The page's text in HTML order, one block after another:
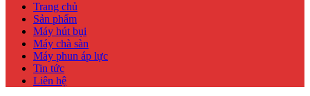
Trang chủ
Sản phẩm
Máy hút bụi
Máy chà sàn
Máy phun áp lực
Tin tức
Liên hệ